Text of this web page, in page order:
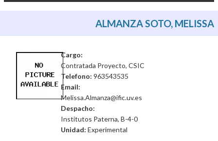
ALMANZA SOTO, MELISSA
Cargo:
Contratada Proyecto, CSIC
Telefono: 963543535
Email:
Melissa.Almanza@ific.uv.es
Despacho:
Institutos Paterna, B-4-0
Unidad: Experimental